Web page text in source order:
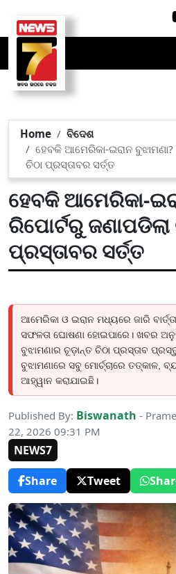
Home
ବିଦେଶ
ହେବକି ଆମେରିକା-ଇରାନ
ଚିଠା ପ୍ରସ୍ତାବର ସର୍ତ୍ତ
ହେବକି ଆମେରିକା-
ରିପୋର୍ଟରୁ ଜଣାପଡିଲା
ପ୍ରସ୍ତାବର ସର୍ତ୍ତ
ଆମେରିକା ଓ ଇରାନ ମଧ୍ୟରେ ଜାରି
ସଫଳତା ଘୋଷଣା ହୋଇପାରେ। ଖବର
ବୁଝାମଣାର ଚୂଡ଼ାନ୍ତ ଚିଠା ପ୍ରସ୍ତାବ
ବୁଝାମଣାରେ ସବୁ ମୋର୍ଚ୍ଚାରେ ତତ୍କାଳ,
ଆହ୍ୱାନ କରାଯାଇଛି।
Published By: Biswanath -
22, 2026 09:31 PM
NEWS7
Share
Tweet